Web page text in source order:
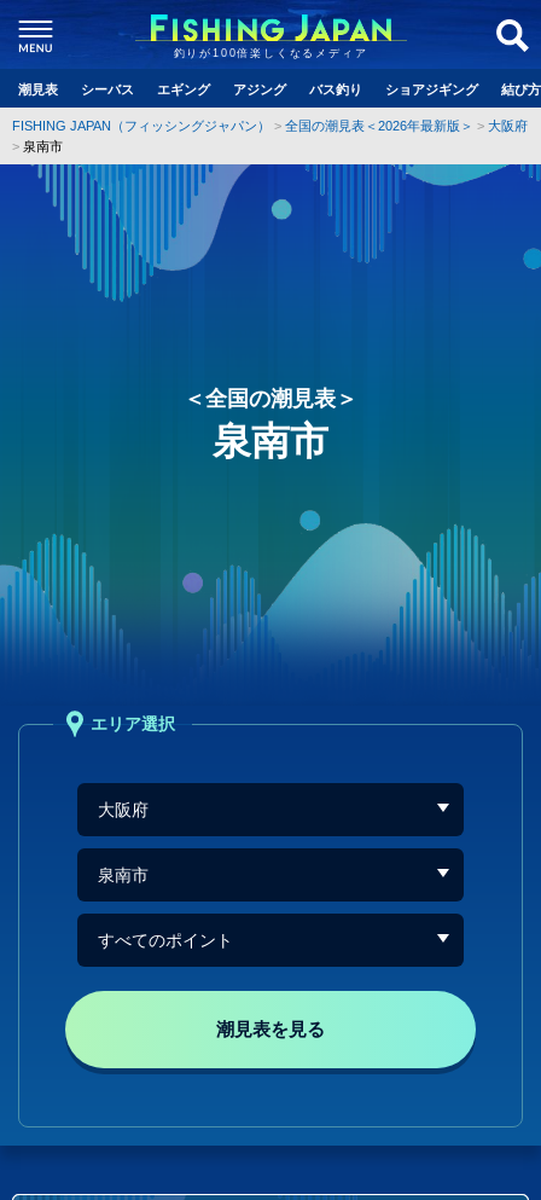
釣りが100倍楽しくなるメディア
潮見表 シーバス エギング アジング バス釣り ショアジギング 結び
FISHING JAPAN（フィッシングジャパン） 全国の潮見表＜2026年最新版＞
大阪府
泉南市
＜全国の潮見表＞
泉南市
エリア選択
潮見表を見る